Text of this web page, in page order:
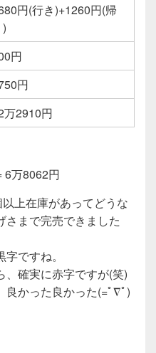
円(行き)+1260円(帰
)
円
円
万2910円
6万8062円
上在庫があってどうな
さまで完売できました
ですね。
、確実に赤字ですが(笑)
良かった良かった(=ﾟ∇ﾟ)